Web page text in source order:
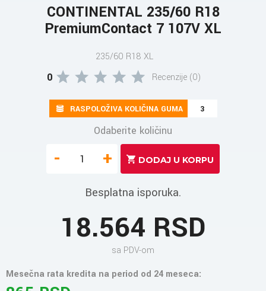
CONTINENTAL 235/60 R18
PremiumContact 7 107V XL
235/60 R18 XL
0 Recenzije (0)
RASPOLOŽIVA KOLIČINA GUMA 3
Odaberite količinu
- +
Besplatna isporuka.
18.564 RSD
sa PDV-om
Mesečna rata kredita na period od 24 meseca: